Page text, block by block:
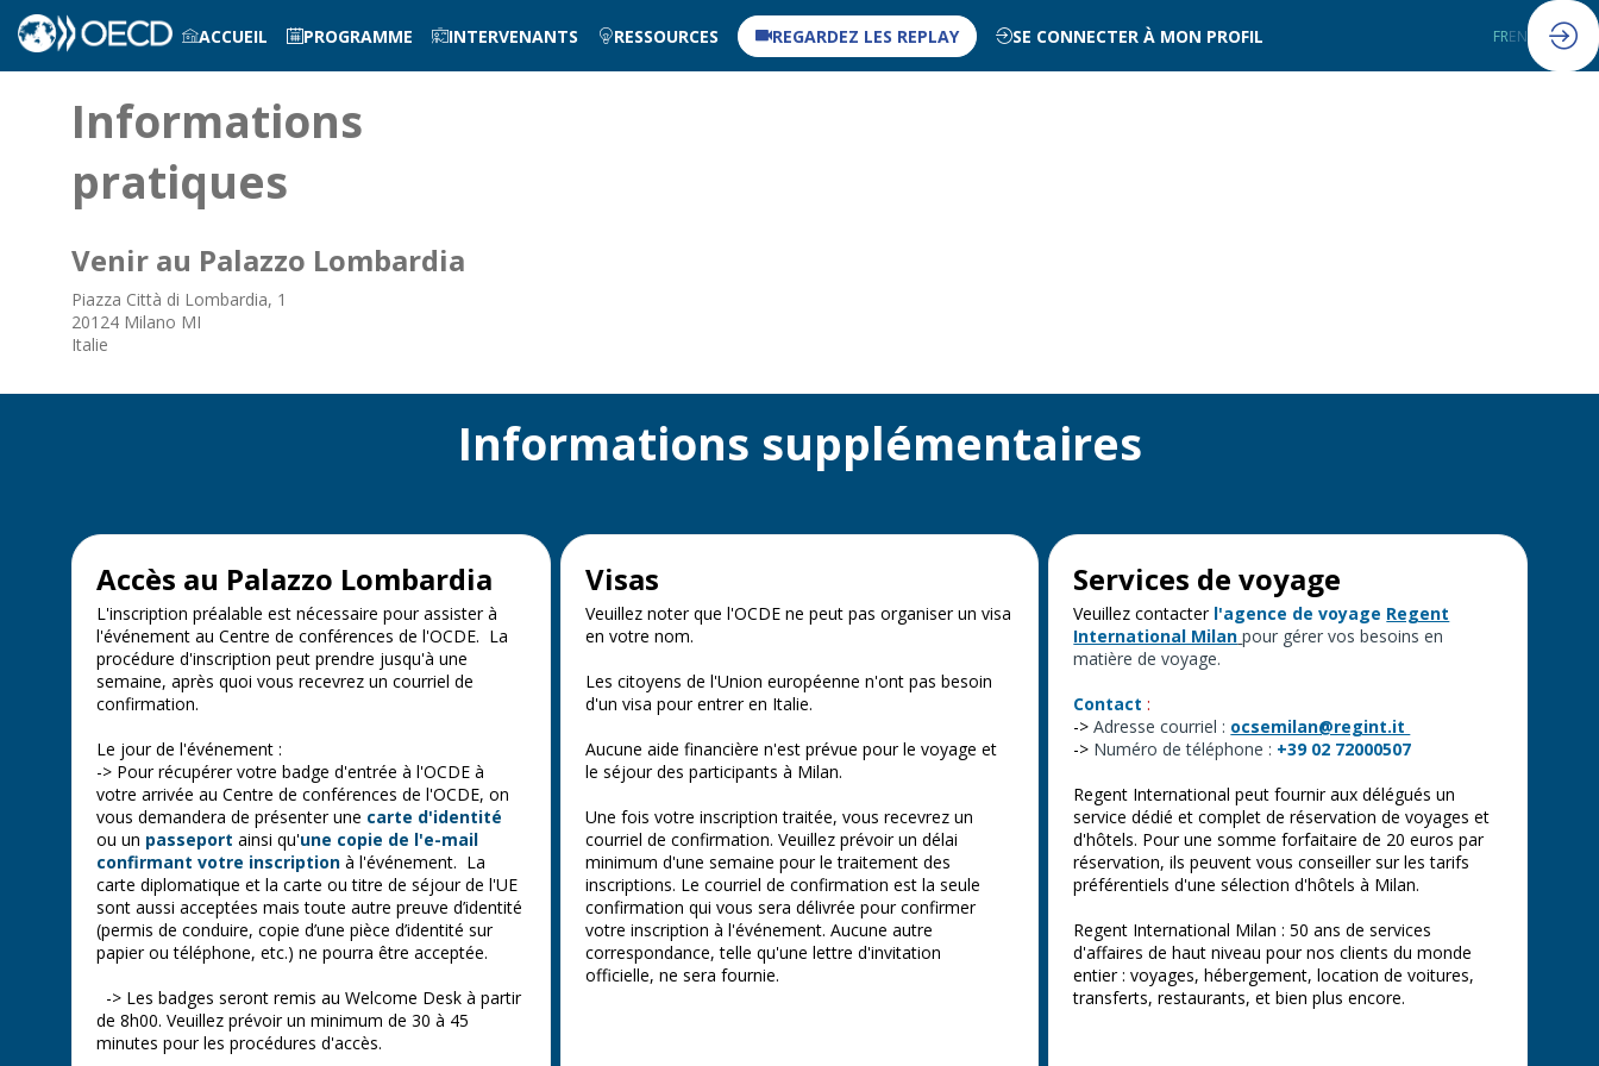
ACCUEIL PROGRAMME INTERVENANTS RESSOURCES REGARDEZ LES REPLAY SE CONNECTER À MON PROFIL FREN
Informations
pratiques
Venir au Palazzo Lombardia
Piazza Città di Lombardia, 1
20124 Milano MI
Italie
Informations supplémentaires
Accès au Palazzo Lombardia
L'inscription préalable est nécessaire pour assister à
l'événement au Centre de conférences de l'OCDE. La
procédure d'inscription peut prendre jusqu'à une
semaine, après quoi vous recevrez un courriel de
confirmation.
Le jour de l'événement :
-> Pour récupérer votre badge d'entrée à l'OCDE à
votre arrivée au Centre de conférences de l'OCDE, on
vous demandera de présenter une carte d'identité
ou un passeport ainsi qu'une copie de l'e-mail
confirmant votre inscription à l'événement. La
carte diplomatique et la carte ou titre de séjour de l'UE
sont aussi acceptées mais toute autre preuve d’identité
(permis de conduire, copie d’une pièce d’identité sur
papier ou téléphone, etc.) ne pourra être acceptée.
-> Les badges seront remis au Welcome Desk à partir
de 8h00. Veuillez prévoir un minimum de 30 à 45
minutes pour les procédures d'accès.
Visas
Veuillez noter que l'OCDE ne peut pas organiser un visa
en votre nom.
Les citoyens de l'Union européenne n'ont pas besoin
d'un visa pour entrer en Italie.
Aucune aide financière n'est prévue pour le voyage et
le séjour des participants à Milan.
Une fois votre inscription traitée, vous recevrez un
courriel de confirmation. Veuillez prévoir un délai
minimum d'une semaine pour le traitement des
inscriptions. Le courriel de confirmation est la seule
confirmation qui vous sera délivrée pour confirmer
votre inscription à l'événement. Aucune autre
correspondance, telle qu'une lettre d'invitation
officielle, ne sera fournie.
Services de voyage
Veuillez contacterl'agence de voyage Regent
International Milan pour gérer vos besoins en
matière de voyage.
Contact :
->Adresse courriel : ocsemilan@regint.it
-> Numéro de téléphone : +39 02 72000507
Regent International peut fournir aux délégués un
service dédié et complet de réservation de voyages et
d'hôtels. Pour une somme forfaitaire de 20 euros par
réservation, ils peuvent vous conseiller sur les tarifs
préférentiels d'une sélection d'hôtels à Milan.
Regent International Milan : 50 ans de services
d'affaires de haut niveau pour nos clients du monde
entier : voyages, hébergement, location de voitures,
transferts, restaurants, et bien plus encore.